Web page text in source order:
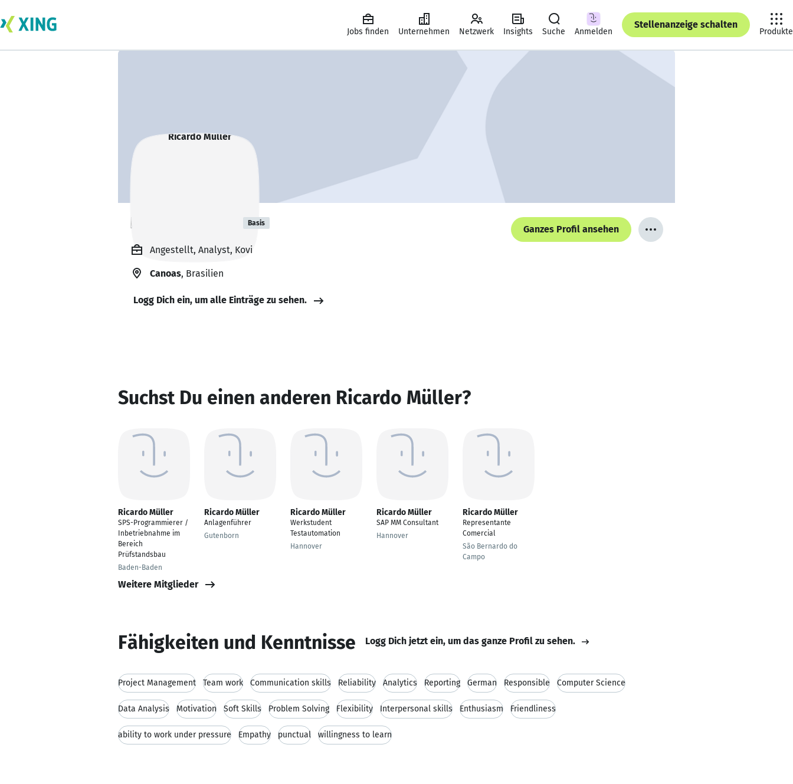
Jobs finden Unternehmen Netzwerk Insights Suche Anmelden
Stellenanzeige schalten
Produkte
Ricardo Müller Basis
Ganzes Profil ansehen
Angestellt, Analyst, Kovi
Canoas, Brasilien
Logg Dich ein, um alle Einträge zu sehen.
Suchst Du einen anderen Ricardo Müller?
Ricardo Müller
SPS-Programmierer /
Inbetriebnahme im
Bereich
Prüfstandsbau
Baden-Baden
Ricardo Müller
Anlagenführer
Gutenborn
Ricardo Müller
Werkstudent
Testautomation
Hannover
Ricardo Müller
SAP MM Consultant
Hannover
Ricardo Müller
Representante
Comercial
São Bernardo do
Campo
Weitere Mitglieder
Fähigkeiten und Kenntnisse Logg Dich jetzt ein, um das ganze Profil zu sehen.
Project Management Team work Communication skills Reliability Analytics Reporting German Responsible Computer Science
Data Analysis Motivation Soft Skills Problem Solving Flexibility Interpersonal skills Enthusiasm Friendliness
ability to work under pressure Empathy punctual willingness to learn